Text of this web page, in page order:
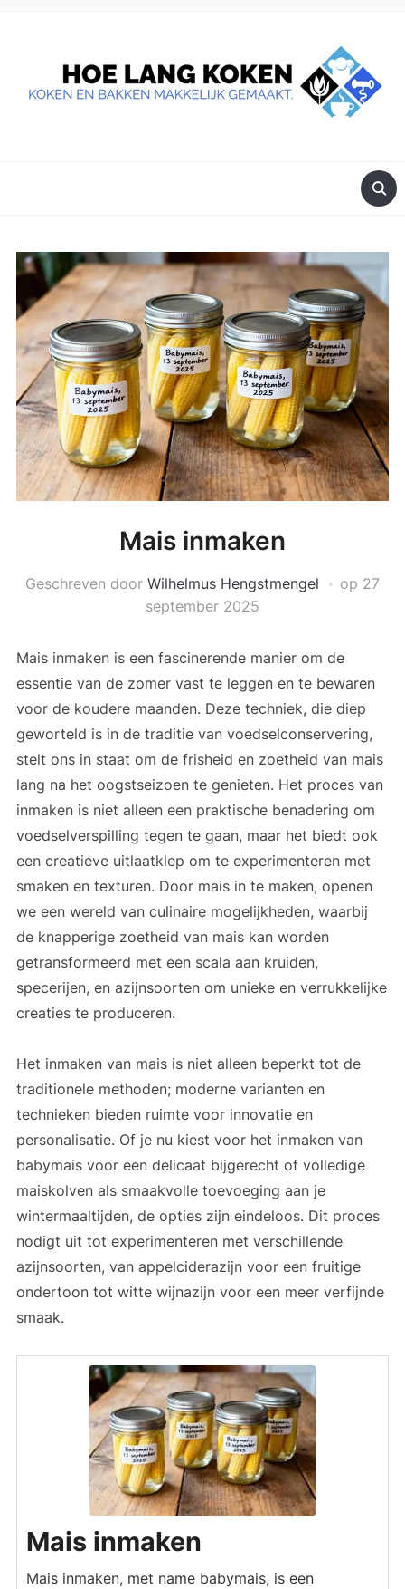
Mais inmaken
Geschreven door Wilhelmus Hengstmengel op 27
september 2025
Mais inmaken is een fascinerende manier om de
essentie van de zomer vast te leggen en te bewaren
voor de koudere maanden. Deze techniek, die diep
geworteld is in de traditie van voedselconservering,
stelt ons in staat om de frisheid en zoetheid van mais
lang na het oogstseizoen te genieten. Het proces van
inmaken is niet alleen een praktische benadering om
voedselverspilling tegen te gaan, maar het biedt ook
een creatieve uitlaatklep om te experimenteren met
smaken en texturen. Door mais in te maken, openen
we een wereld van culinaire mogelijkheden, waarbij
de knapperige zoetheid van mais kan worden
getransformeerd met een scala aan kruiden,
specerijen, en azijnsoorten om unieke en verrukkelijke
creaties te produceren.
Het inmaken van mais is niet alleen beperkt tot de
traditionele methoden; moderne varianten en
technieken bieden ruimte voor innovatie en
personalisatie. Of je nu kiest voor het inmaken van
babymais voor een delicaat bijgerecht of volledige
maiskolven als smaakvolle toevoeging aan je
wintermaaltijden, de opties zijn eindeloos. Dit proces
nodigt uit tot experimenteren met verschillende
azijnsoorten, van appelciderazijn voor een fruitige
ondertoon tot witte wijnazijn voor een meer verfijnde
smaak.
Mais inmaken
Mais inmaken, met name babymais, is een